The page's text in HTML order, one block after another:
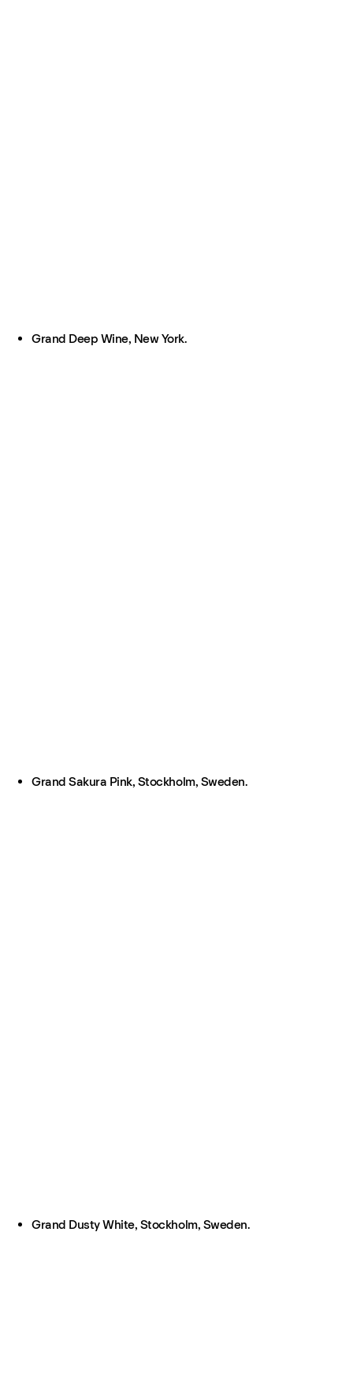
Grand Deep Wine, New York.
Grand Sakura Pink, Stockholm, Sweden.
Grand Dusty White, Stockholm, Sweden.